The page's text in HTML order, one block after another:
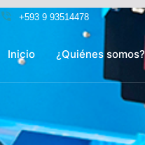
+593 9 93514478
Inicio ¿Quiénes somos?